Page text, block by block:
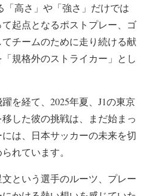
高さ」や「強さ」だけでは
起点となるポストプレー、ゴ
チームのために走り続ける献
規格外のストライカー」とし
を経て、2025年夏、J1の東京
した彼の挑戦は、まだ始まっ
は、日本サッカーの未来を切
れています。
という選手のルーツ、プレー